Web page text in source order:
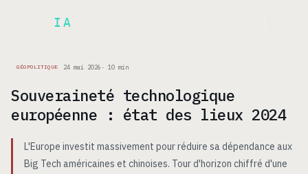
IA
GÉOPOLITIQUE 24 mai 2026 · 10 min
Souveraineté technologique
européenne : état des lieux 2024
L'Europe investit massivement pour réduire sa dépendance aux
Big Tech américaines et chinoises. Tour d'horizon chiffré d'une